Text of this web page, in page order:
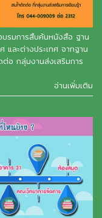
บรมการสืบค้นหนังสือ ฐาน
ละต่างประเทศ จากฐาน
อ กลุ่มงานส่งเสริมการ
อ่านเพิ่มเติม